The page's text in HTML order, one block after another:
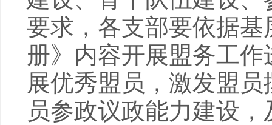
要求，各支部要依据
册》内容开展盟务工
展优秀盟员，激发盟
员参政议政能力建设